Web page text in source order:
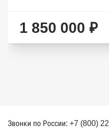
1 850 000 ₽
Звонки по России: +7 (800)